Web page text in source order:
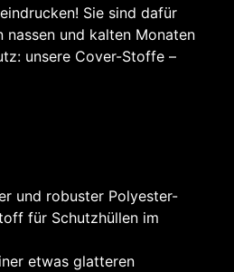
Sie sind dafür
und kalten Monaten
unsere Cover-Stoffe –
und robuster Polyester-
für Schutzhüllen im
etwas glatteren